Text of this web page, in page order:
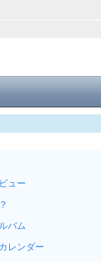
ュー
バム
レンダー